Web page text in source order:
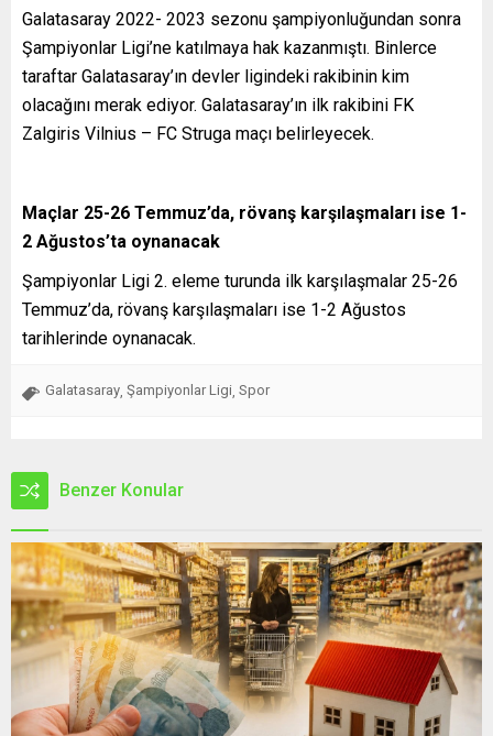
Galatasaray 2022- 2023 sezonu şampiyonluğundan sonra
Şampiyonlar Ligi’ne katılmaya hak kazanmıştı. Binlerce
taraftar Galatasaray’ın devler ligindeki rakibinin kim
olacağını merak ediyor. Galatasaray’ın ilk rakibini FK
Zalgiris Vilnius – FC Struga maçı belirleyecek.
Maçlar 25-26 Temmuz’da, rövanş karşılaşmaları ise 1-
2 Ağustos’ta oynanacak
Şampiyonlar Ligi 2. eleme turunda ilk karşılaşmalar 25-26
Temmuz’da, rövanş karşılaşmaları ise 1-2 Ağustos
tarihlerinde oynanacak.
Galatasaray Şampiyonlar Ligi Spor
Benzer Konular